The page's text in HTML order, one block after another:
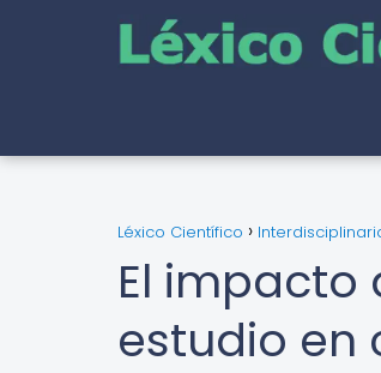
Léxico Científico
El impacto
estudio en